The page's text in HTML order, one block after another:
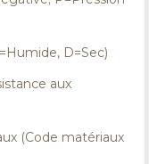
D=Sec)
aux
(Code matériaux